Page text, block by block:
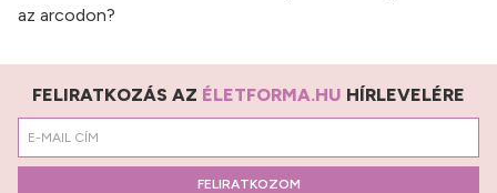
az arcodon?
FELIRATKOZÁS AZ ÉLETFORMA.HU HÍRLEVELÉRE
FELIRATKOZOM